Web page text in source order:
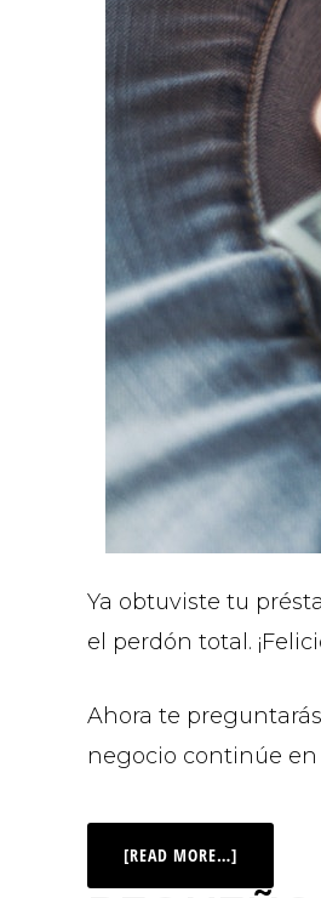
Ya obtuviste tu
el perdón total.
Ahora te
negocio continúe
[READ MORE…]